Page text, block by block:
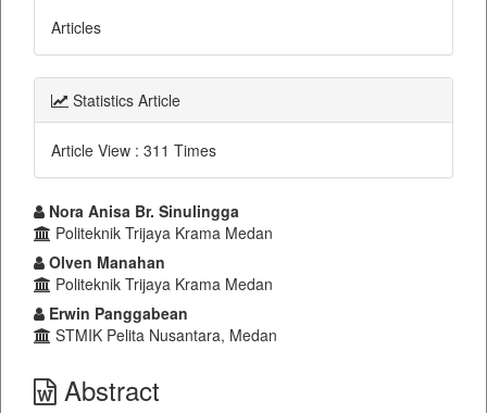
Articles
Statistics Article
Article View : 311 Times
Main
Article
Content
Nora Anisa Br. Sinulingga
Politeknik Trijaya Krama Medan
Olven Manahan
Politeknik Trijaya Krama Medan
Erwin Panggabean
STMIK Pelita Nusantara, Medan
Abstract